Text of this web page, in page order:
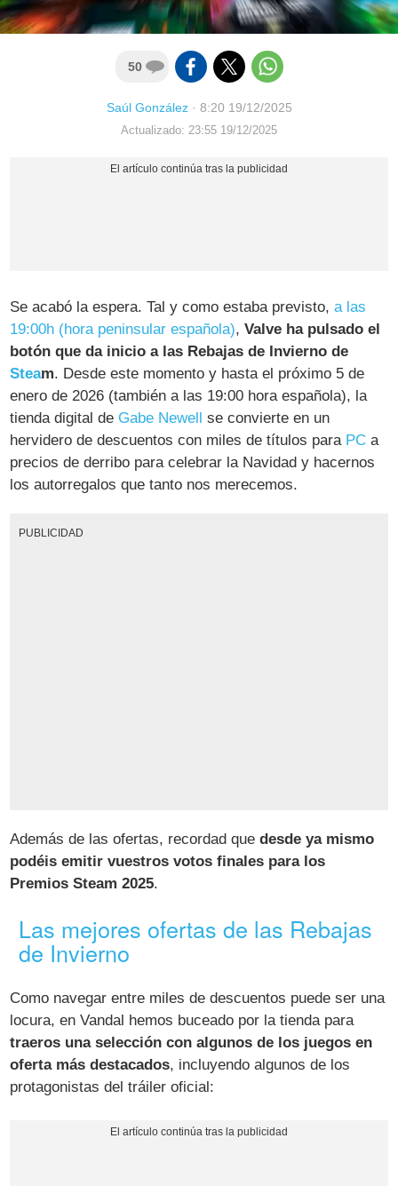
50
Saúl González· 8:20 19/12/2025
Actualizado: 23:55 19/12/2025
Se acabó la espera. Tal y como estaba previsto, a las
19:00h (hora peninsular española),Valve ha pulsado el
botón que da inicio a las Rebajas de Invierno de
Steam. Desde este momento y hasta el próximo 5 de
enero de 2026 (también a las 19:00 hora española), la
tienda digital de Gabe Newell se convierte en un
hervidero de descuentos con miles de títulos para PC a
precios de derribo para celebrar la Navidad y hacernos
los autorregalos que tanto nos merecemos.
PUBLICIDAD
Además de las ofertas, recordad quedesde ya mismo
podéis emitir vuestros votos finales para los
Premios Steam 2025.
Las mejores ofertas de las Rebajas
de Invierno
Como navegar entre miles de descuentos puede ser una
locura, en Vandal hemos buceado por la tienda para
traeros una selección con algunos de los juegos en
oferta más destacados, incluyendo algunos de los
protagonistas del tráiler oficial: